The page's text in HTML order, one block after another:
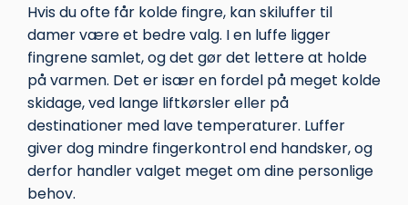
Hvis du ofte får kolde fingre, kan skiluffer til
damer være et bedre valg. I en luffe ligger
fingrene samlet, og det gør det lettere at holde
på varmen. Det er især en fordel på meget kolde
skidage, ved lange liftkørsler eller på
destinationer med lave temperaturer. Luffer
giver dog mindre fingerkontrol end handsker, og
derfor handler valget meget om dine personlige
behov.